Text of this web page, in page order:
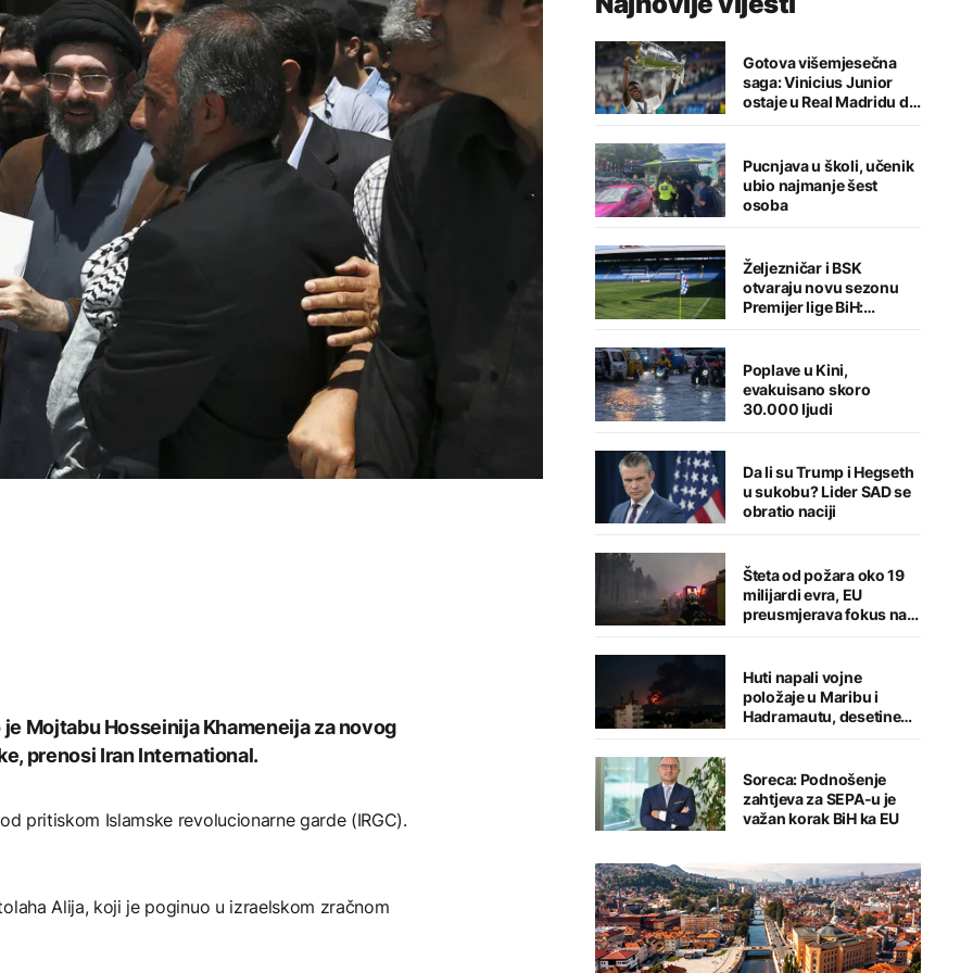
Mojtabu Hosseinija Khameneija za novog
prenosi Iran International.
pritiskom Islamske revolucionarne garde (IRGC).
Alija, koji je poginuo u izraelskom zračnom
Gotova višemjesečna
saga: Vinicius Junior
ostaje u Real Madridu do
2032. godine
Pucnjava u školi, učenik
ubio najmanje šest
osoba
Željezničar i BSK
otvaraju novu sezonu
Premijer lige BiH:
Sarajlije u problemima,
Poplave u Kini,
evakuisano skoro
30.000 ljudi
Da li su Trump i Hegseth
u sukobu? Lider SAD se
obratio naciji
Šteta od požara oko 19
milijardi evra, EU
preusmjerava fokus na
prevenciju
Huti napali vojne
položaje u Maribu i
Hadramautu, desetine
stradalih
Soreca: Podnošenje
zahtjeva za SEPA-u je
važan korak BiH ka EU